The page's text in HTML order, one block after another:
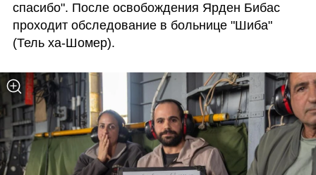
спасибо". После освобождения Ярден Бибас
проходит обследование в больнице "Шиба"
(Тель ха-Шомер).